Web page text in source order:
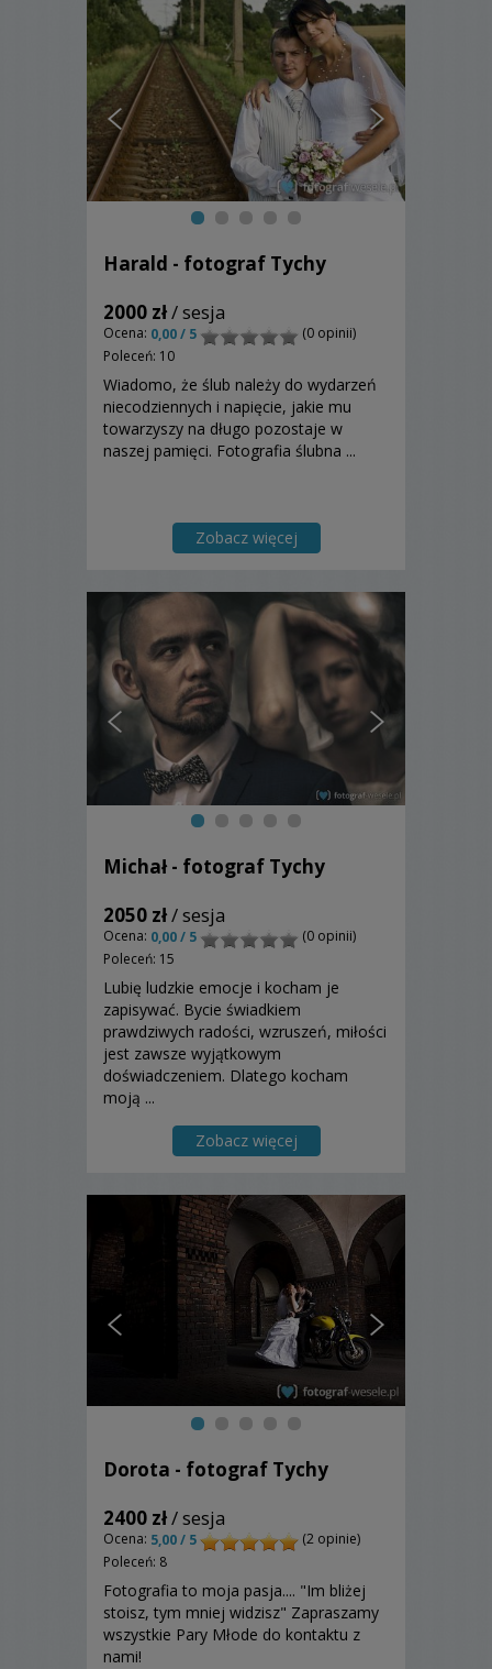
Harald - fotograf Tychy
2000 zł/ sesja
Ocena: 0,00 / 5
(0 opinii)
Poleceń: 10
Wiadomo, że ślub należy do wydarzeń
niecodziennych i napięcie, jakie mu
towarzyszy na długo pozostaje w
naszej pamięci. Fotografia ślubna ...
Zobacz więcej
Michał - fotograf Tychy
2050 zł/ sesja
Ocena: 0,00 / 5
(0 opinii)
Poleceń: 15
Lubię ludzkie emocje i kocham je
zapisywać. Bycie świadkiem
prawdziwych radości, wzruszeń, miłości
jest zawsze wyjątkowym
doświadczeniem. Dlatego kocham
moją ...
Zobacz więcej
Dorota - fotograf Tychy
2400 zł/ sesja
Ocena: 5,00 / 5
(2 opinie)
Poleceń: 8
Fotografia to moja pasja.... "Im bliżej
stoisz, tym mniej widzisz" Zapraszamy
wszystkie Pary Młode do kontaktu z
nami!